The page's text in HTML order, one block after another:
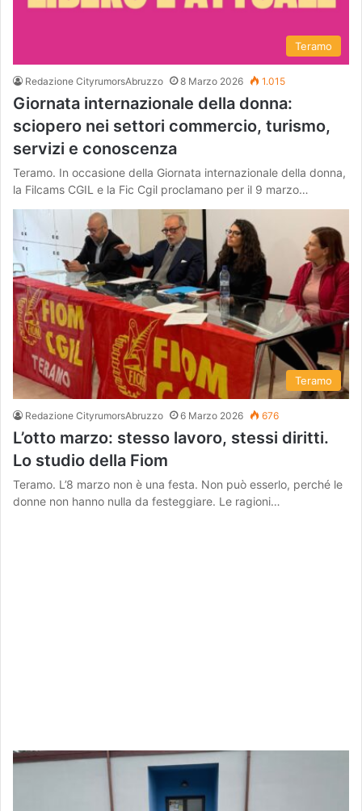
Teramo
Redazione CityrumorsAbruzzo 8 Marzo 2026 1.015
Giornata internazionale della donna:
sciopero nei settori commercio, turismo,
servizi e conoscenza
Teramo. In occasione della Giornata internazionale della donna,
la Filcams CGIL e la Fic Cgil proclamano per il 9 marzo…
Teramo
Redazione CityrumorsAbruzzo 6 Marzo 2026 676
L’otto marzo: stesso lavoro, stessi diritti.
Lo studio della Fiom
Teramo. L’8 marzo non è una festa. Non può esserlo, perché le
donne non hanno nulla da festeggiare. Le ragioni…